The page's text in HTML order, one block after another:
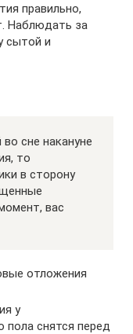
правильно,
Наблюдать за
сытой и
сне накануне
то
в сторону
вас
отложения
у
пола снятся перед